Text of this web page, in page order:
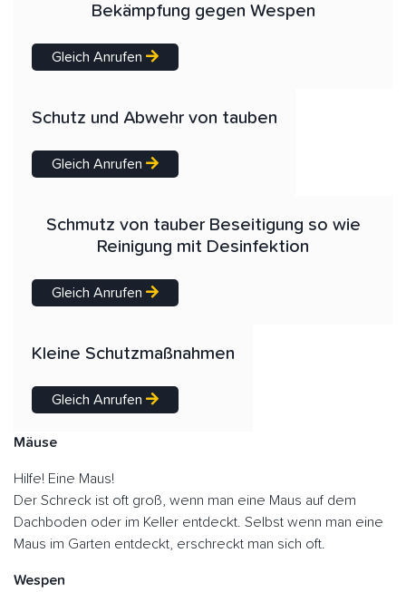
Bekämpfung gegen Wespen
Gleich Anrufen
Schutz und Abwehr von tauben
Gleich Anrufen
Schmutz von tauber Beseitigung so wie
Reinigung mit Desinfektion
Gleich Anrufen
Kleine Schutzmaßnahmen
Gleich Anrufen
Mäuse
Hilfe! Eine Maus!
Der Schreck ist oft groß, wenn man eine Maus auf dem
Dachboden oder im Keller entdeckt. Selbst wenn man eine
Maus im Garten entdeckt, erschreckt man sich oft.
Wespen